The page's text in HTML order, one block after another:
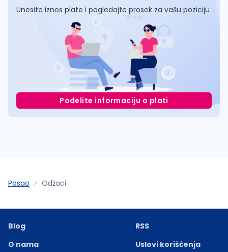
Unesite iznos plate i pogledajte prosek za vašu poziciju
Podelite informaciju o plati
Posao Odžaci
Blog
O nama
RSS
Uslovi korišćenja